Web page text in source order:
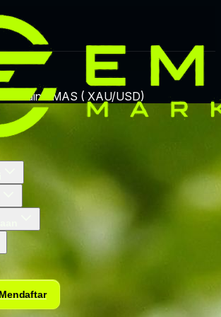
Mendaftar
selain EMAS ( XAU/USD)